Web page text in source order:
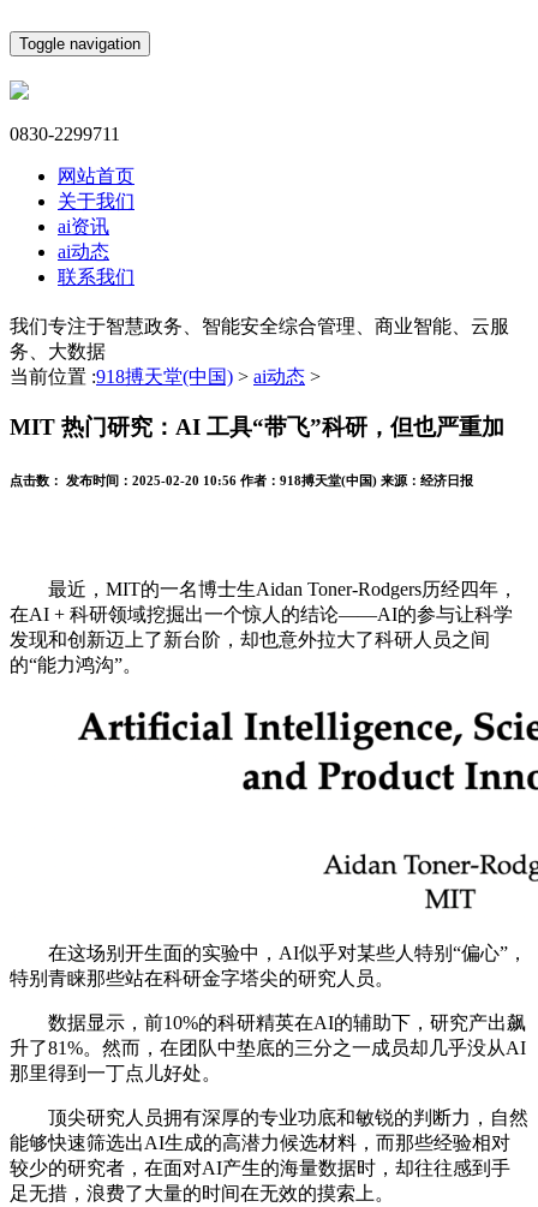
Toggle navigation
0830-2299711
网站首页
关于我们
ai资讯
ai动态
联系我们
我们专注于智慧政务、智能安全综合管理、商业智能、云服
务、大数据
当前位置 :918搏天堂(中国) > ai动态 >
MIT 热门研究：AI 工具“带飞”科研，但也严重加
点击数： 发布时间： 2025-02-20 10:56 作者： 918搏天堂(中国) 来源： 经济日报
最近，MIT的一名博士生Aidan Toner-Rodgers历经四年，
在AI + 科研领域挖掘出一个惊人的结论——AI的参与让科学
发现和创新迈上了新台阶，却也意外拉大了科研人员之间
的“能力鸿沟”。
在这场别开生面的实验中，AI似乎对某些人特别“偏心”，
特别青睐那些站在科研金字塔尖的研究人员。
数据显示，前10%的科研精英在AI的辅助下，研究产出飙
升了81%。然而，在团队中垫底的三分之一成员却几乎没从AI
那里得到一丁点儿好处。
顶尖研究人员拥有深厚的专业功底和敏锐的判断力，自然
能够快速筛选出AI生成的高潜力候选材料，而那些经验相对
较少的研究者，在面对AI产生的海量数据时，却往往感到手
足无措，浪费了大量的时间在无效的摸索上。